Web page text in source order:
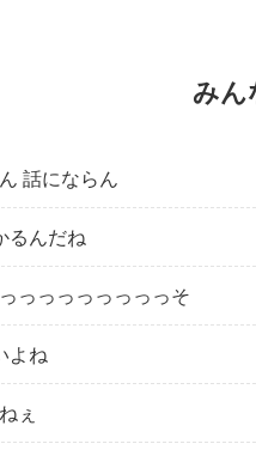
みん
話にならん
るんだね
っっっっっっっっそ
よね
ぇ